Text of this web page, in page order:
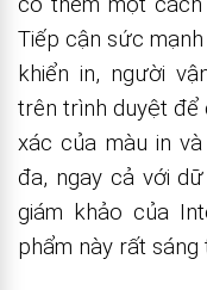
Tiếp cận sức
khiển in, người
trên trình duyệt để
xác của màu in
đa, ngay cả với
giám khảo của
phẩm này rất sáng